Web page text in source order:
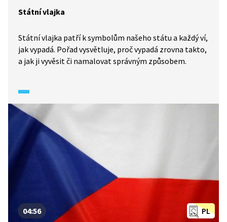
Státní vlajka
Státní vlajka patří k symbolům našeho státu a každý ví,
jak vypadá. Pořad vysvětluje, proč vypadá zrovna takto,
a jak ji vyvěsit či namalovat správným způsobem.
PL
04:56